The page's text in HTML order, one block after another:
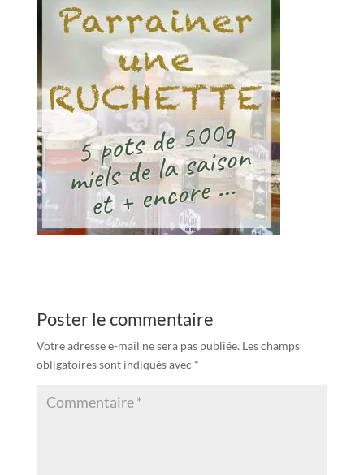
Poster le commentaire
Votre adresse e-mail ne sera pas publiée. Les champs
obligatoires sont indiqués avec *